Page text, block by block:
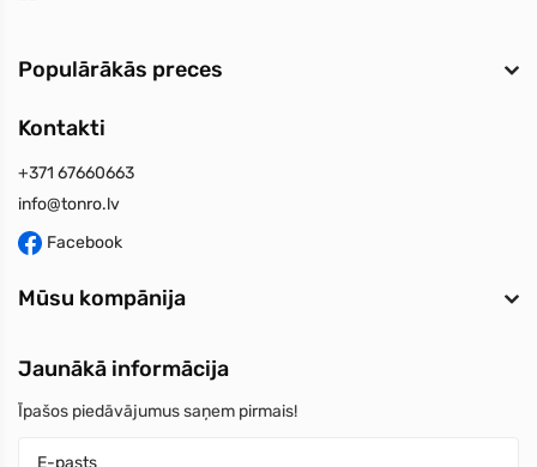
Populārākās preces
Kontakti
+371 67660663
info@tonro.lv
Facebook
Mūsu kompānija
Jaunākā informācija
Īpašos piedāvājumus saņem pirmais!